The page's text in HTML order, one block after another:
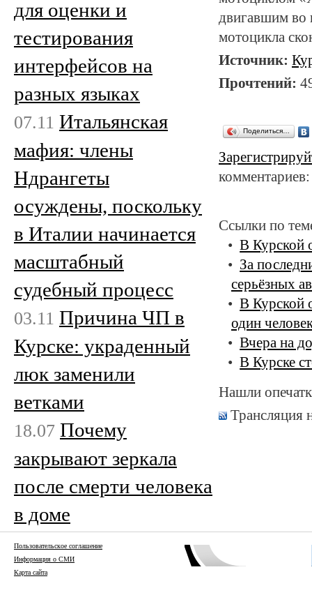
двигавшим во
мотоцикла
Источник:
Прочтений:
Поделиться…
Ссылки по
В Курской
За
серьёзных
В Курской
один
Вчера на
В Курске
Нашли
Трансляция
для оценки и
тестирования
интерфейсов на
разных языках
07.11 Итальянская
мафия: члены
Ндрангеты
осуждены, поскольку
в Италии начинается
масштабный
судебный процесс
03.11 Причина ЧП в
Курске: украденный
люк заменили
ветками
18.07 Почему
закрывают зеркала
после смерти человека
в доме
Пользовательское соглашение
Информация о СМИ
Карта сайта